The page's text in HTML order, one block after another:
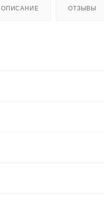
ОПИСАНИЕ ОТЗЫВЫ